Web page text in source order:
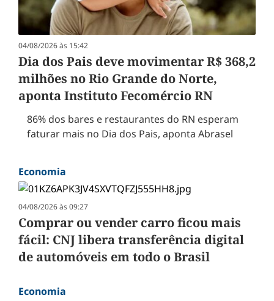
04/08/2026 às 15:42
Dia dos Pais deve movimentar R$ 368,2
milhões no Rio Grande do Norte,
aponta Instituto Fecomércio RN
86% dos bares e restaurantes do RN esperam
faturar mais no Dia dos Pais, aponta Abrasel
Economia
04/08/2026 às 09:27
Comprar ou vender carro ficou mais
fácil: CNJ libera transferência digital
de automóveis em todo o Brasil
Economia